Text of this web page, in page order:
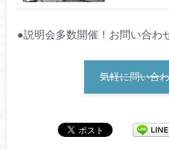
●説明会多数開催！お問い合わ
気軽に問い合